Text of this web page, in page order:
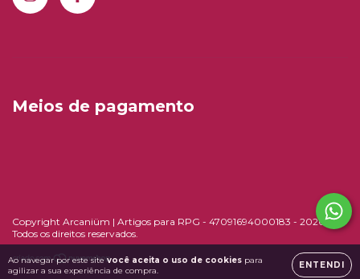
Ao navegar por este sitevocê aceita o uso de cookies para
agilizar a sua experiência de compra.
ENTENDI
Meios de pagamento
Copyright Arcaniüm | Artigos para RPG - 47091694000183 - 2026.
Todos os direitos reservados.